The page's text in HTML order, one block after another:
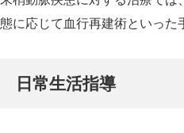
態に応じて血行再建術といった
日常生活指導